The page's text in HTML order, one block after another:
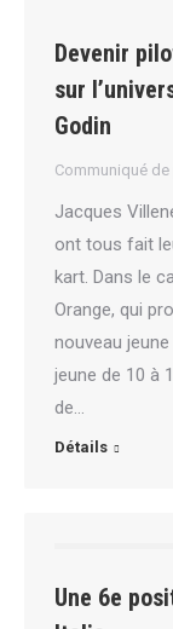
Devenir
sur
Godin
Communiqué
Jacques
ont tous fait
kart. Dans le
Orange, qui
nouveau
jeune de 10 à
de…
Détails
Une 6e